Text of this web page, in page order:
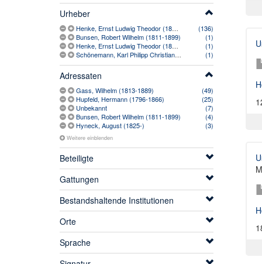
Urheber
Henke, Ernst Ludwig Theodor (1804-1872)
(136)
Bunsen, Robert Wilhelm (1811-1899)
(1)
Henke, Ernst Ludwig Theodor (1804-1872) [vermutlich]
(1)
Schönemann, Karl Philipp Christian (1801-1855)
(1)
Adressaten
Gass, Wilhelm (1813-1889)
(49)
Hupfeld, Hermann (1796-1866)
(25)
Unbekannt
(7)
Bunsen, Robert Wilhelm (1811-1899)
(4)
Hyneck, August (1825-)
(3)
Weitere einblenden
Beteiligte
Gattungen
Bestandshaltende Institutionen
Orte
Sprache